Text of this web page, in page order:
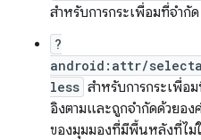
สำหรับการกระเพื่อมที่จำกัด
?
android:attr/
less สำหรับการกระเพื่อ
อิงตามและถูกจำกัดด้วยอ
ของมุมมองที่มีพื้นหลังที่ไม่